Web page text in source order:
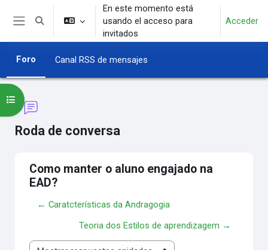
Salta al contenido principal
Selector de búsqueda de entrada
En este momento está
usando el acceso para
invitados
Acceder
Foro Canal RSS de mensajes
Roda de conversa
Abrir índice del curso
Como manter o aluno engajado na
EAD?
← Caratcterísticas da Andragogia
Teoria dos Estilos de aprendizagem →